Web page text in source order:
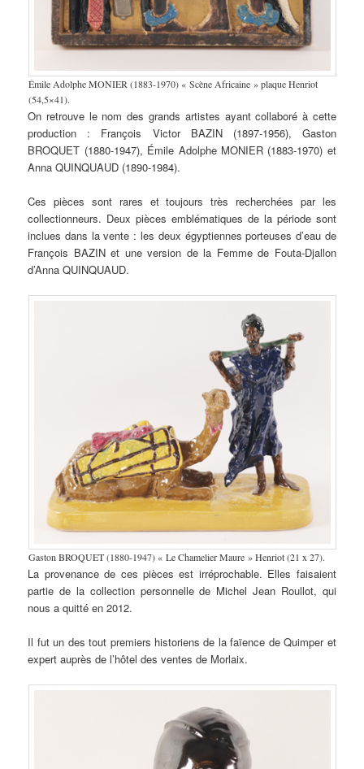
Émile Adolphe MONIER (1883-1970) « Scène Africaine » plaque Henriot
(54,5×41).
On retrouve le nom des grands artistes ayant collaboré à cette
production : François Victor BAZIN (1897-1956), Gaston
BROQUET (1880-1947), Émile Adolphe MONIER (1883-1970) et
Anna QUINQUAUD (1890-1984).
Ces pièces sont rares et toujours très recherchées par les
collectionneurs. Deux pièces emblématiques de la période sont
inclues dans la vente : les deux égyptiennes porteuses d’eau de
François BAZIN et une version de la Femme de Fouta-Djallon
d’Anna QUINQUAUD.
Gaston BROQUET (1880-1947) « Le Chamelier Maure » Henriot (21 x 27).
La provenance de ces pièces est irréprochable. Elles faisaient
partie de la collection personnelle de Michel Jean Roullot, qui
nous a quitté en 2012.
Il fut un des tout premiers historiens de la faïence de Quimper et
expert auprès de l’hôtel des ventes de Morlaix.